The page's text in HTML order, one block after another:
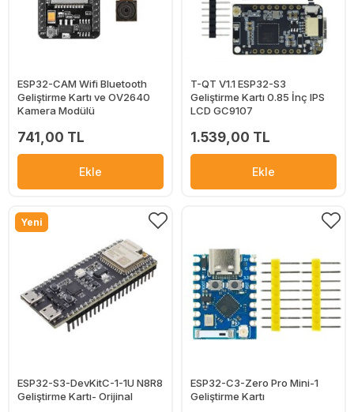
ESP32-CAM Wifi Bluetooth
Geliştirme Kartı ve OV2640
Kamera Modülü
741,00 TL
Ekle
T-QT V1.1 ESP32-S3
Geliştirme Kartı 0.85 İnç IPS
LCD GC9107
1.539,00 TL
Ekle
Yeni
ESP32-S3-DevKitC-1-1U N8R8
Geliştirme Kartı- Orijinal
ESP32-C3-Zero Pro Mini-1
Geliştirme Kartı